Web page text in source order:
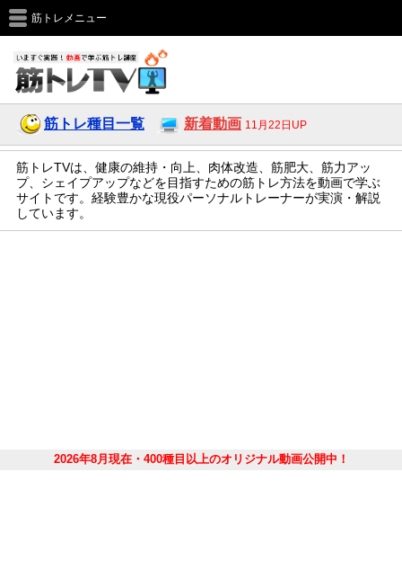
筋トレ種目一覧 新着動画 11月22日UP
筋トレTVは、健康の維持・向上、肉体改造、筋肥大、筋力アッ
プ、シェイプアップなどを目指すための筋トレ方法を動画で学ぶ
サイトです。経験豊かな現役パーソナルトレーナーが実演・解説
しています。
2026年8月現在・400種目以上のオリジナル動画公開中！
筋トレメニュー